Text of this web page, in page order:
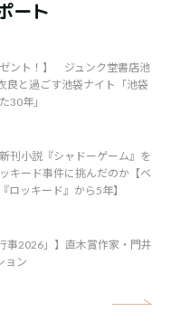
ート
ゼント！】 ジュンク堂書店池
と過ごす池袋ナイト「池袋
30年」
刊小説『シャドーゲーム』を
キード事件に挑んだのか【ベ
ロッキード』から5年】
事2026」】直木賞作家・門井
ョン